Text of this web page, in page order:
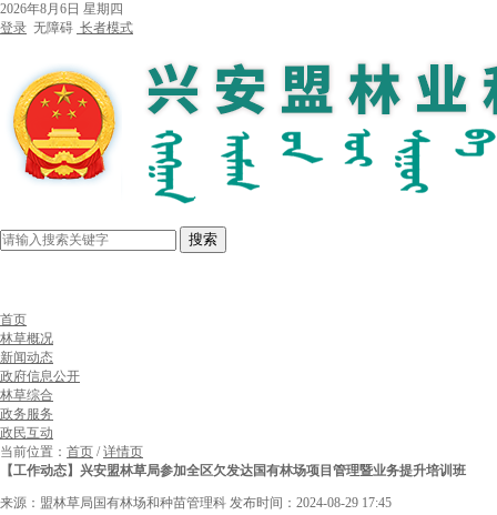
2026年8月6日 星期四
登录 无障碍 长者模式
搜索
首页
林草概况
新闻动态
政府信息公开
林草综合
政务服务
政民互动
当前位置： 首页 /详情页
【工作动态】兴安盟林草局参加全区欠发达国有林场项目管理暨业务提升培训班
来源：盟林草局国有林场和种苗管理科 发布时间：2024-08-29 17:45